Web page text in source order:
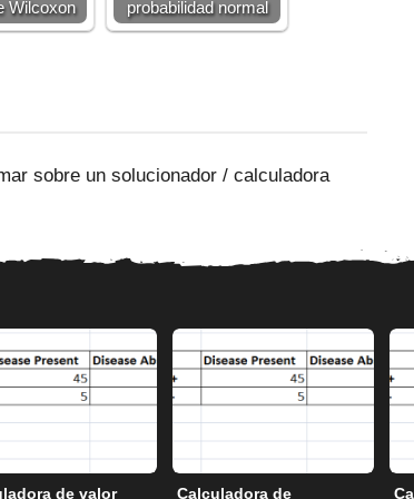
Wilcoxon
probabilidad normal
sobre un solucionador / calculadora
de valor Calculadora de